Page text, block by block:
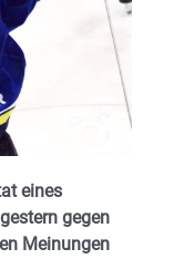
eines
gegen
Meinungen